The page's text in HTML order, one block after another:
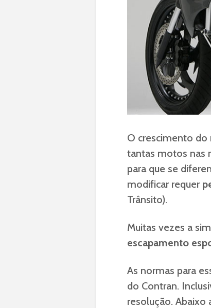
O crescimento do
tantas motos nas
para que se
modificar requer
Trânsito).
Muitas vezes a
escapamento
As normas para
do Contran.
resolução. Abaixo